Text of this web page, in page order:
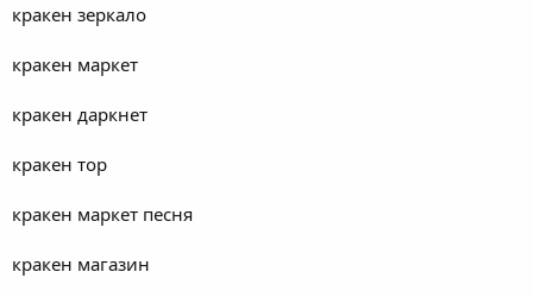
кракен зеркало
кракен маркет
кракен даркнет
кракен тор
кракен маркет песня
кракен магазин